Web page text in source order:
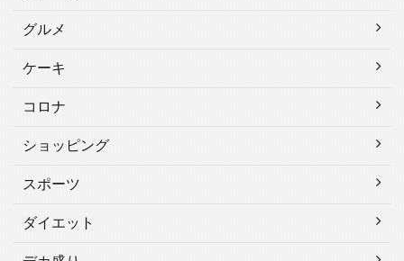
グルメ
ケーキ
コロナ
ショッピング
スポーツ
ダイエット